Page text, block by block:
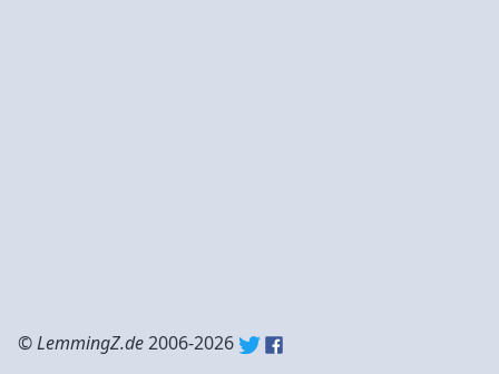
©LemmingZ.de2006-2026